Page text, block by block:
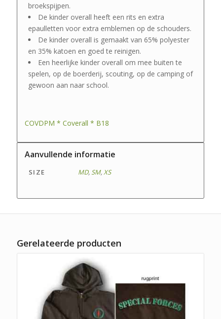
broekspijpen.
De kinder overall heeft een rits en extra
epaulletten voor extra emblemen op de schouders.
De kinder overall is gemaakt van 65% polyester
en 35% katoen en goed te reinigen.
Een heerlijke kinder overall om mee buiten te
spelen, op de boerderij, scouting, op de camping of
gewoon aan naar school.
COVDPM * Coverall * B18
Aanvullende informatie
SIZE MD,SM,XS
Gerelateerde producten